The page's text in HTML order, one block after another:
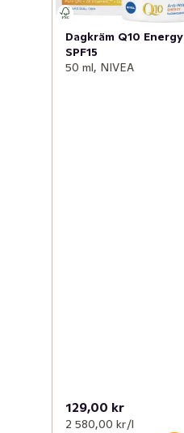
Dagkräm Q10 Energy
SPF15
50 ml, NIVEA
129,00 kr
2 580,00 kr /l